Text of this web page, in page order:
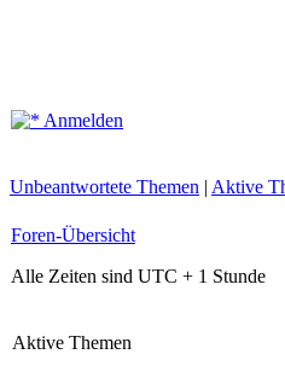
Anmelden
Unbeantwortete Themen | Aktive
Foren-Übersicht
Alle Zeiten sind UTC + 1 Stunde
Aktive Themen